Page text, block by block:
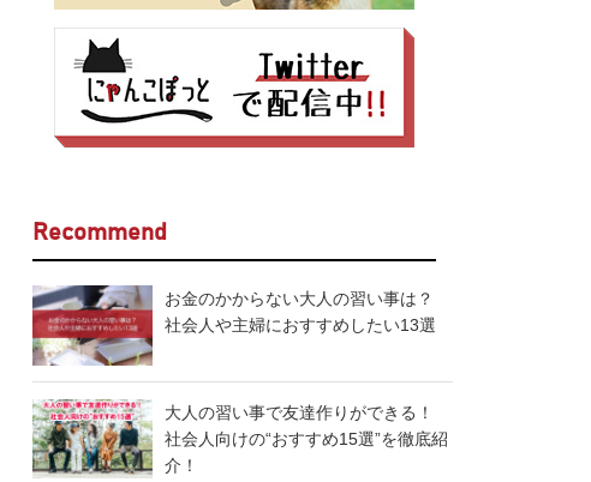
Recommend
お金のかからない大人の習い事は？
社会人や主婦におすすめしたい13選
大人の習い事で友達作りができる！
社会人向けの“おすすめ15選”を徹底紹
介！